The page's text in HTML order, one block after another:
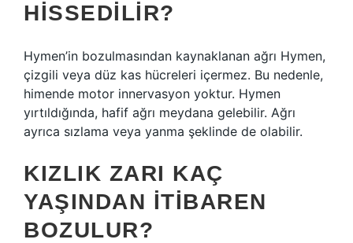
HISSEDILIR?
Hymen’in bozulmasından kaynaklanan ağrı Hymen,
çizgili veya düz kas hücreleri içermez. Bu nedenle,
himende motor innervasyon yoktur. Hymen
yırtıldığında, hafif ağrı meydana gelebilir. Ağrı
ayrıca sızlama veya yanma şeklinde de olabilir.
KIZLIK ZARI KAÇ
YAŞINDAN ITIBAREN
BOZULUR?